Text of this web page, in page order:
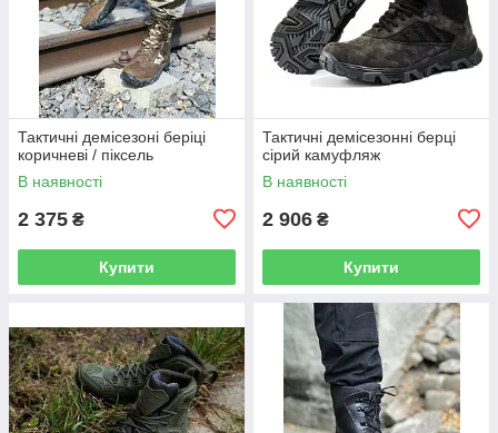
Тактичні демісезоні беріці
коричневі / піксель
В наявності
2 375 ₴
Купити
Тактичні демісезонні берці
сірий камуфляж
В наявності
2 906 ₴
Купити